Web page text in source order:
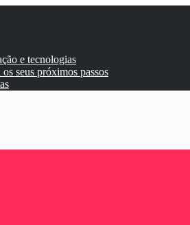
e tecnologias
seus próximos passos